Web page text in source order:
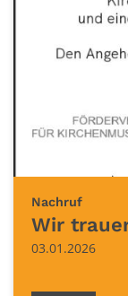
Nachruf:
Wir
03.01.2026